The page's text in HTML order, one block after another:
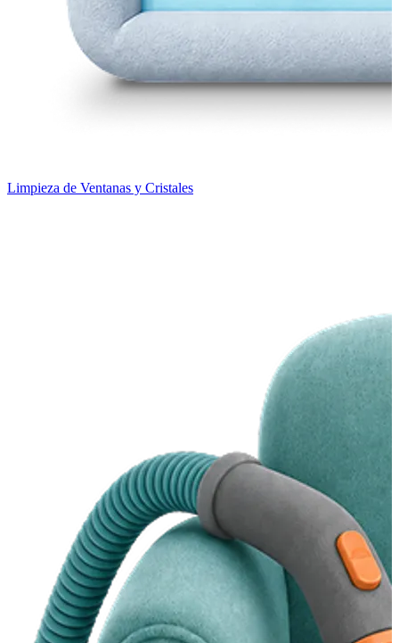
Limpieza de Ventanas y Cristales